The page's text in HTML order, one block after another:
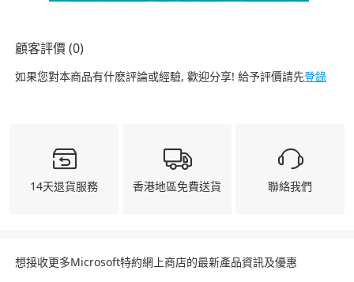
顧客評價 (0)
如果您對本商品有什麽評論或經驗, 歡迎分享! 給予評價請先登錄
14天退貨服務 香港地區免費送貨 聯絡我們
想接收更多Microsoft特約網上商店的最新產品資訊及優惠